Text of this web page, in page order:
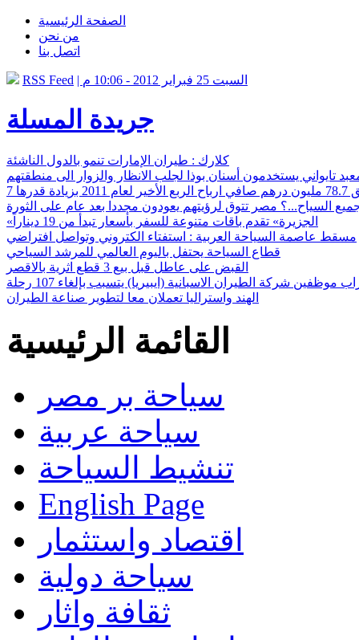
الصفحة الرئيسية
من نحن
اتصل بنا
RSS Feed | السبت 25 فبراير 2012 - 10:06 م
جريدة المسلة
كلارك : طيران الإمارات تنمو بالدول الناشئة
تايواني يستخدمون أسنان بوذا لجلب الانظار والزوار الى منطقتهم
السياح...؟ مصر تتوق لرؤيتهم يعودون مجددا بعد عام على الثورة
«الجزيرة» تقدم باقات متنوعة للسفر بأسعار تبدأ من 19 ديناراً
مسقط عاصمة السياحة العربية : استفتاء الكتروني وتواصل افتراضي
قطاع السياحة يحتفل باليوم العالمي للمرشد السياحي
القبض على عاطل قبل بيع 3 قطع اثرية بالاقصر
موظفين شركة الطيران الاسبانية (ايبيريا) يتسبب بإلغاء 107 رحلة
الهند واستراليا تعملان معا لتطوير صناعة الطيران
القائمة الرئيسية
سياحة بر مصر
سياحة عربية
تنشيط السياحة
English Page
اقتصاد واستثمار
سياحة دولية
ثقافة واثار